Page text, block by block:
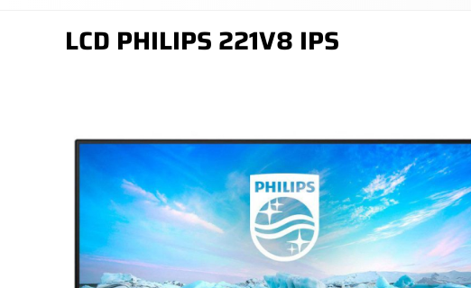
LCD PHILIPS 221V8 IPS